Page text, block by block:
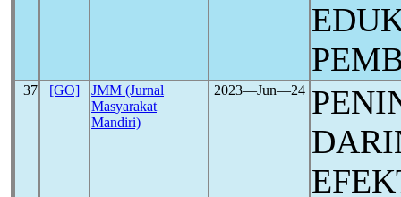
37 [GO]
JMM (Jurnal
Masyarakat
Mandiri)
2023―Jun―24